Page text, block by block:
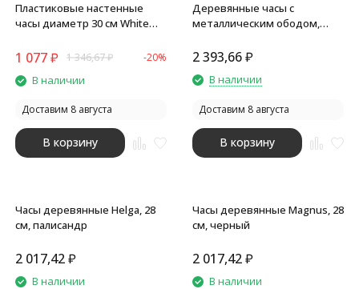
Пластиковые настенные
часы диаметр 30 см White
1 077₽ 1 346,67₽ -20%
В наличии
Доставим 8 августа
В корзину
Деревянные часы с
металлическим ободом,
горизонтальные,
2 393,66₽
В наличии
Доставим 8 августа
В корзину
Часы деревянные Helga, 28
см, палисандр
2 017,42₽
В наличии
Часы деревянные Magnus, 28
см, черный
2 017,42₽
В наличии